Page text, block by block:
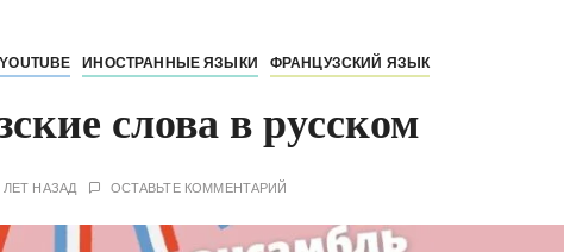
YOUTUBE ИНОСТРАННЫЕ ЯЗЫКИ ФРАНЦУЗСКИЙ ЯЗЫК
слова в русском
ЛЕТ НАЗАД ОСТАВЬТЕ КОММЕНТАРИЙ